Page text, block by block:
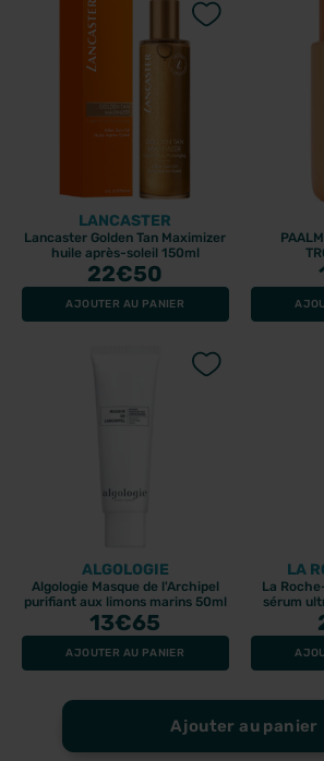
Ajouter au panier
LANCASTER
Lancaster Golden Tan Maximizer
huile après-soleil 150ml
22€50
AJOUTER AU PANIER
ALGOLOGIE
Algologie Masque de l'Archipel
purifiant aux limons marins 50ml
13€65
AJOUTER AU PANIER
LA
La
sérum